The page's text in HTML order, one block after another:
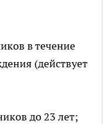
в течение
(действует
до 23 лет;